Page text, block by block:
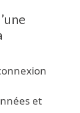
et